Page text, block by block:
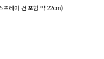
프레이 건 포함 약 22cm)